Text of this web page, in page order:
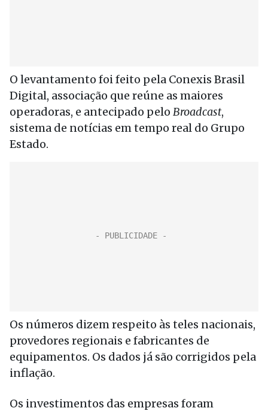
O levantamento foi feito pela Conexis Brasil
Digital, associação que reúne as maiores
operadoras, e antecipado pelo Broadcast,
sistema de notícias em tempo real do Grupo
Estado.
Os números dizem respeito às teles nacionais,
provedores regionais e fabricantes de
equipamentos. Os dados já são corrigidos pela
inflação.
Os investimentos das empresas foram